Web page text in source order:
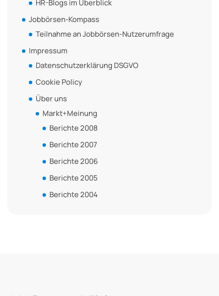
HR-Blogs im Überblick
Jobbörsen-Kompass
Teilnahme an Jobbörsen-Nutzerumfrage
Impressum
Datenschutzerklärung DSGVO
Cookie Policy
Über uns
Markt+Meinung
Berichte 2008
Berichte 2007
Berichte 2006
Berichte 2005
Berichte 2004